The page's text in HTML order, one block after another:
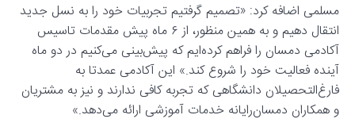
مسلمی اضافه کرد: «تصمیم گرفتیم تجربیات خود را به نسل جدید
انتقال دهیم و به همین منظور، از ۶ ماه پیش مقدمات تاسیس
آکادمی دمسان را فراهم کرده‌ایم که پیش‌بینی می‌کنیم در دو ماه
آینده فعالیت خود را شروع کند.» این آکادمی عمدتا به
فارغ‌التحصیلان دانشگاهی که تجربه کافی ندارند و نیز به مشتریان
و همکاران دمسان‌رایانه خدمات آموزشی ارائه می‌دهد.»